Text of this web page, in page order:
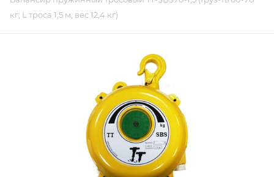
кг; L троса 1,5 м; вес 12,4 кг)